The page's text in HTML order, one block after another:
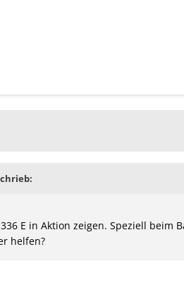
E in Aktion zeigen. Speziell
helfen?